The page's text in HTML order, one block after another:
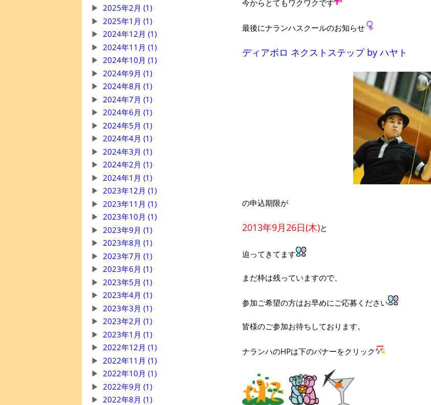
2025年2月 (1)
2025年1月 (1)
2024年12月 (1)
2024年11月 (1)
2024年10月 (1)
2024年9月 (1)
2024年8月 (1)
2024年7月 (1)
2024年6月 (1)
2024年5月 (1)
2024年4月 (1)
2024年3月 (1)
2024年2月 (1)
2024年1月 (1)
2023年12月 (1)
2023年11月 (1)
2023年10月 (1)
2023年9月 (1)
2023年8月 (1)
2023年7月 (1)
2023年6月 (1)
2023年5月 (1)
2023年4月 (1)
2023年3月 (1)
2023年2月 (1)
2023年1月 (1)
2022年12月 (1)
2022年11月 (1)
2022年10月 (1)
2022年9月 (1)
2022年8月 (1)
今からとてもワクワクです
最後にナランハスクールのお知らせ
ディアボロ ネクストステップ by ハヤト
の申込期限が
2013年9月26日(木)と
迫ってきてます
まだ枠は残っていますので、
参加ご希望の方はお早めにご応募ください
皆様のご参加お待ちしております。
ナランハのHPは下のバナーをクリック